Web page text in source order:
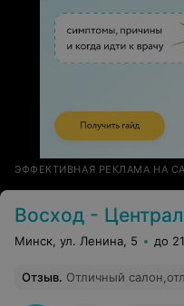
ЭФФЕКТИВНАЯ РЕКЛАМА НА
Восход -
Минск, ул. Ленина, 5 до
Отзыв. Отличный